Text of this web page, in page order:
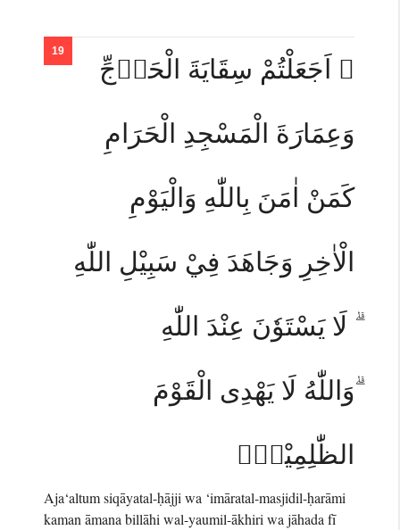
۞ اَجَعَلْتُمْ سِقَايَةَ الْحَاۤجِّ
وَعِمَارَةَ الْمَسْجِدِ الْحَرَامِ
كَمَنْ اٰمَنَ بِاللّٰهِ وَالْيَوْمِ
الْاٰخِرِ وَجَاهَدَ فِيْ سَبِيْلِ اللّٰهِ
ۗ لَا يَسْتَوٗنَ عِنْدَ اللّٰهِ
ۗوَاللّٰهُ لَا يَهْدِى الْقَوْمَ
الظّٰلِمِيْنَۘ
Aja‘altum siqāyatal-ḥājji wa ‘imāratal-masjidil-ḥarāmi
kaman āmana billāhi wal-yaumil-ākhiri wa jāhada fī